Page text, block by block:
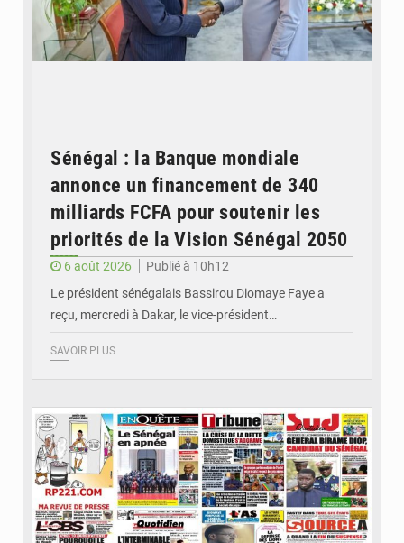
Sénégal : la Banque mondiale
annonce un financement de 340
milliards FCFA pour soutenir les
priorités de la Vision Sénégal 2050
6 août 2026
Publié à 10h12
Le président sénégalais Bassirou Diomaye Faye a
reçu, mercredi à Dakar, le vice-président…
SAVOIR PLUS